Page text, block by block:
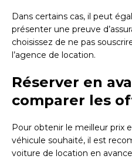
Dans certains cas, il peut
présenter une preuve
choisissez de ne pas
l’agence de location.
Réserver en
comparer les
Pour obtenir le meilleur prix
véhicule souhaité, il est
voiture de location en